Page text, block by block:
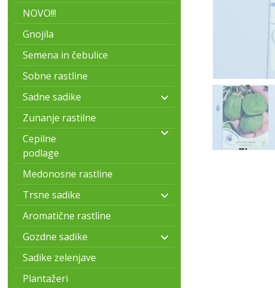
NOVO!!!
Gnojila
Semena in čebulice
Sobne rastline
Sadne sadike
Zunanje rastilne
Cepilne
podlage
Medonosne rastline
Trsne sadike
Aromatične rastline
Gozdne sadike
Sadike zelenjave
Plantažeri